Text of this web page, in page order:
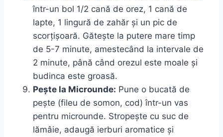
într-un bol 1/2 cană de orez, 1 cană de
lapte, 1 lingură de zahăr și un pic de
scorțișoară. Gătește la putere mare timp
de 5-7 minute, amestecând la intervale de
2 minute, până când orezul este moale și
budinca este groasă.
Pește la Microunde: Pune o bucată de
pește (fileu de somon, cod) într-un vas
pentru microunde. Stropește cu suc de
lămâie, adaugă ierburi aromatice și